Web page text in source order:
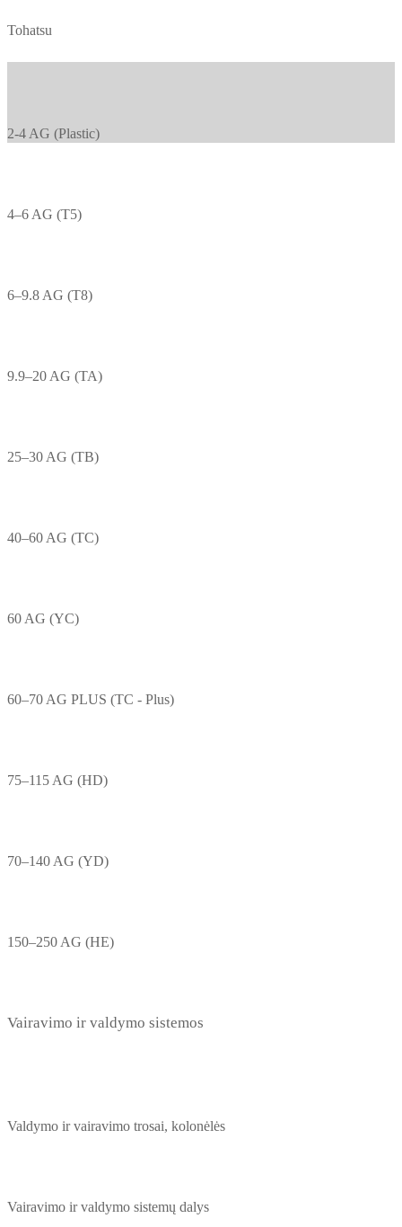
Tohatsu
2-4 AG (Plastic)
4–6 AG (T5)
6–9.8 AG (T8)
9.9–20 AG (TA)
25–30 AG (TB)
40–60 AG (TC)
60 AG (YC)
60–70 AG PLUS (TC - Plus)
75–115 AG (HD)
70–140 AG (YD)
150–250 AG (HE)
Vairavimo ir valdymo sistemos
Valdymo ir vairavimo trosai, kolonėlės
Vairavimo ir valdymo sistemų dalys